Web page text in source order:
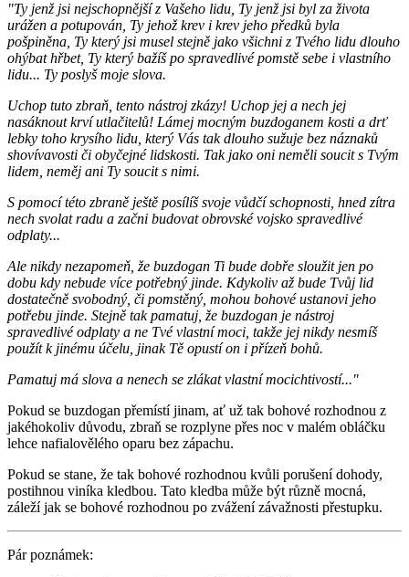
"Ty jenž jsi nejschopnější z Vašeho lidu, Ty jenž jsi byl za života
urážen a potupován, Ty jehož krev i krev jeho předků byla
pošpiněna, Ty který jsi musel stejně jako všichni z Tvého lidu dlouho
ohýbat hřbet, Ty který bažíš po spravedlivé pomstě sebe i vlastního
lidu... Ty poslyš moje slova.
Uchop tuto zbraň, tento nástroj zkázy! Uchop jej a nech jej
nasáknout krví utlačitelů! Lámej mocným buzdoganem kosti a drť
lebky toho krysího lidu, který Vás tak dlouho sužuje bez náznaků
shovívavosti či obyčejné lidskosti. Tak jako oni neměli soucit s Tvým
lidem, neměj ani Ty soucit s nimi.
S pomocí této zbraně ještě posílíš svoje vůdčí schopnosti, hned zítra
nech svolat radu a začni budovat obrovské vojsko spravedlivé
odplaty...
Ale nikdy nezapomeň, že buzdogan Ti bude dobře sloužit jen po
dobu kdy nebude více potřebný jinde. Kdykoliv až bude Tvůj lid
dostatečně svobodný, či pomstěný, mohou bohové ustanovi jeho
potřebu jinde. Stejně tak pamatuj, že buzdogan je nástroj
spravedlivé odplaty a ne Tvé vlastní moci, takže jej nikdy nesmíš
použít k jinému účelu, jinak Tě opustí on i přízeň bohů.
Pamatuj má slova a nenech se zlákat vlastní mocichtivostí..."
Pokud se buzdogan přemístí jinam, ať už tak bohové rozhodnou z
jakéhokoliv důvodu, zbraň se rozplyne přes noc v malém obláčku
lehce nafialovělého oparu bez zápachu.
Pokud se stane, že tak bohové rozhodnou kvůli porušení dohody,
postihnou viníka kledbou. Tato kledba může být různě mocná,
záleží jak se bohové rozhodnou po zvážení závažnosti přestupku.
Pár poznámek: